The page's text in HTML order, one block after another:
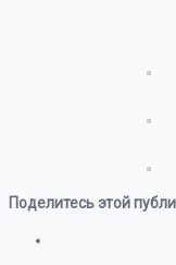
Поделитесь этой